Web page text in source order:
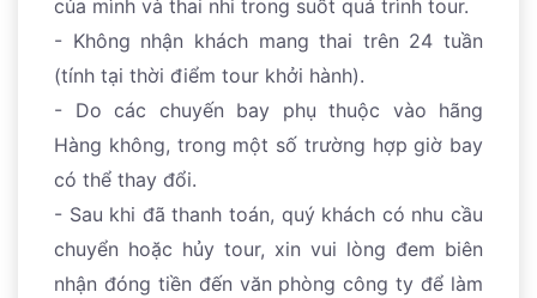
của mình và thai nhi trong suốt quá trình tour.
- Không nhận khách mang thai trên 24 tuần
(tính tại thời điểm tour khởi hành).
- Do các chuyến bay phụ thuộc vào hãng
Hàng không, trong một số trường hợp giờ bay
có thể thay đổi.
- Sau khi đã thanh toán, quý khách có nhu cầu
chuyển hoặc hủy tour, xin vui lòng đem biên
nhận đóng tiền đến văn phòng công ty để làm